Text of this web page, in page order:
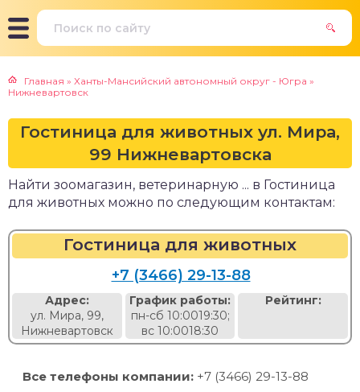
Главная » Ханты-Мансийский автономный округ - Югра »
Нижневартовск
Гостиница для животных ул. Мира,
99 Нижневартовска
Найти зоомагазин, ветеринарную ... в Гостиница
для животных можно по следующим контактам:
Гостиница для животных
+7 (3466) 29-13-88
Адрес:
ул. Мира, 99,
Нижневартовск
График работы:
пн-сб 10:0019:30;
вс 10:0018:30
Рейтинг:
Все телефоны компании: +7 (3466) 29-13-88